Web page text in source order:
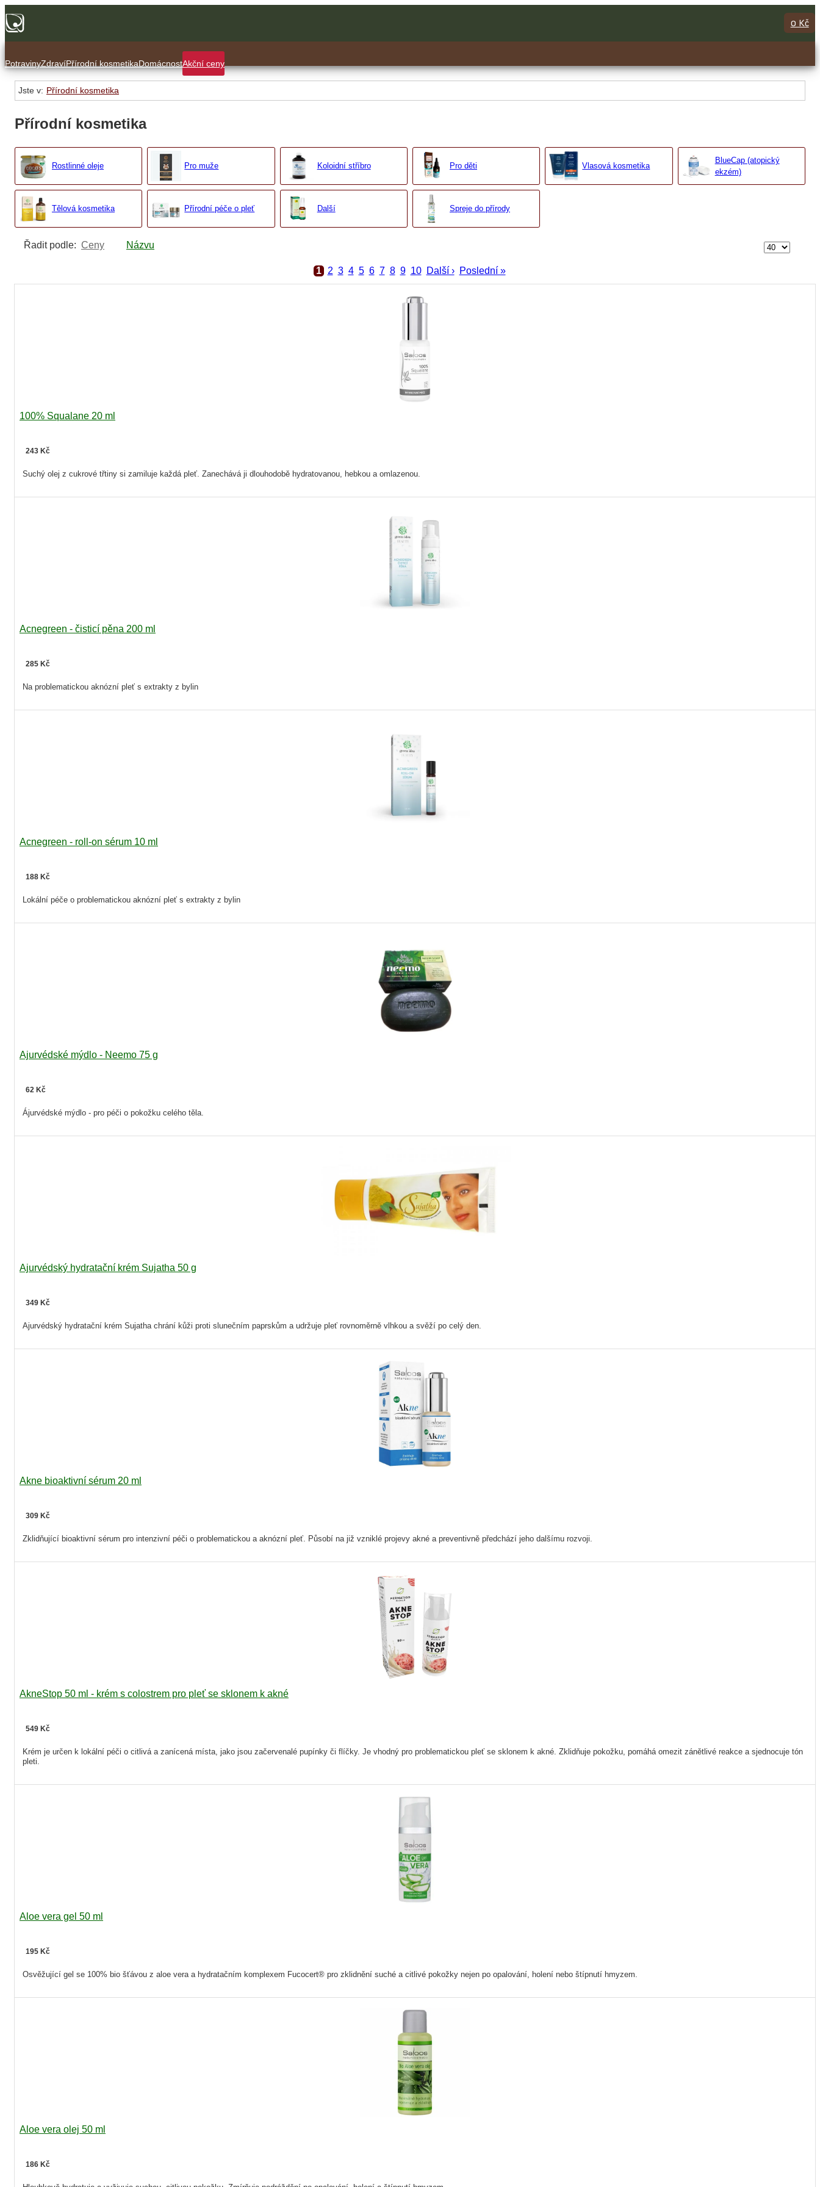
0 Kč
PotravinyZdravíPřírodní kosmetikaDomácnostAkční ceny
Jste v: Přírodní kosmetika
Přírodní kosmetika
Rostlinné oleje Pro muže Koloidní stříbro Pro děti Vlasová kosmetika
BlueCap (atopický
ekzém)
Tělová kosmetika Přírodní péče o pleť Další Spreje do přírody
Řadit podle: Ceny Názvu
1 2 3 4 5 6 7 8 9 10 Další › Poslední »
100% Squalane 20 ml
243 Kč
Suchý olej z cukrové třtiny si zamiluje každá pleť. Zanechává ji dlouhodobě hydratovanou, hebkou a omlazenou.
Acnegreen - čisticí pěna 200 ml
285 Kč
Na problematickou aknózní pleť s extrakty z bylin
Acnegreen - roll-on sérum 10 ml
188 Kč
Lokální péče o problematickou aknózní pleť s extrakty z bylin
Ajurvédské mýdlo - Neemo 75 g
62 Kč
Ájurvédské mýdlo - pro péči o pokožku celého těla.
Ajurvédský hydratační krém Sujatha 50 g
349 Kč
Ajurvédský hydratační krém Sujatha chrání kůži proti slunečním paprskům a udržuje pleť rovnoměrně vlhkou a svěží po celý den.
Akne bioaktivní sérum 20 ml
309 Kč
Zklidňující bioaktivní sérum pro intenzivní péči o problematickou a aknózní pleť. Působí na již vzniklé projevy akné a preventivně předchází jeho dalšímu rozvoji.
AkneStop 50 ml - krém s colostrem pro pleť se sklonem k akné
549 Kč
Krém je určen k lokální péči o citlivá a zanícená místa, jako jsou začervenalé pupínky či flíčky. Je vhodný pro problematickou pleť se sklonem k akné. Zklidňuje pokožku, pomáhá omezit zánětlivé reakce a sjednocuje tón
pleti.
Aloe vera gel 50 ml
195 Kč
Osvěžující gel se 100% bio šťávou z aloe vera a hydratačním komplexem Fucocert® pro zklidnění suché a citlivé pokožky nejen po opalování, holení nebo štípnutí hmyzem.
Aloe vera olej 50 ml
186 Kč